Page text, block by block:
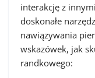
interakcję z
doskonałe
nawiązywania
wskazówek, jak
randkowego: